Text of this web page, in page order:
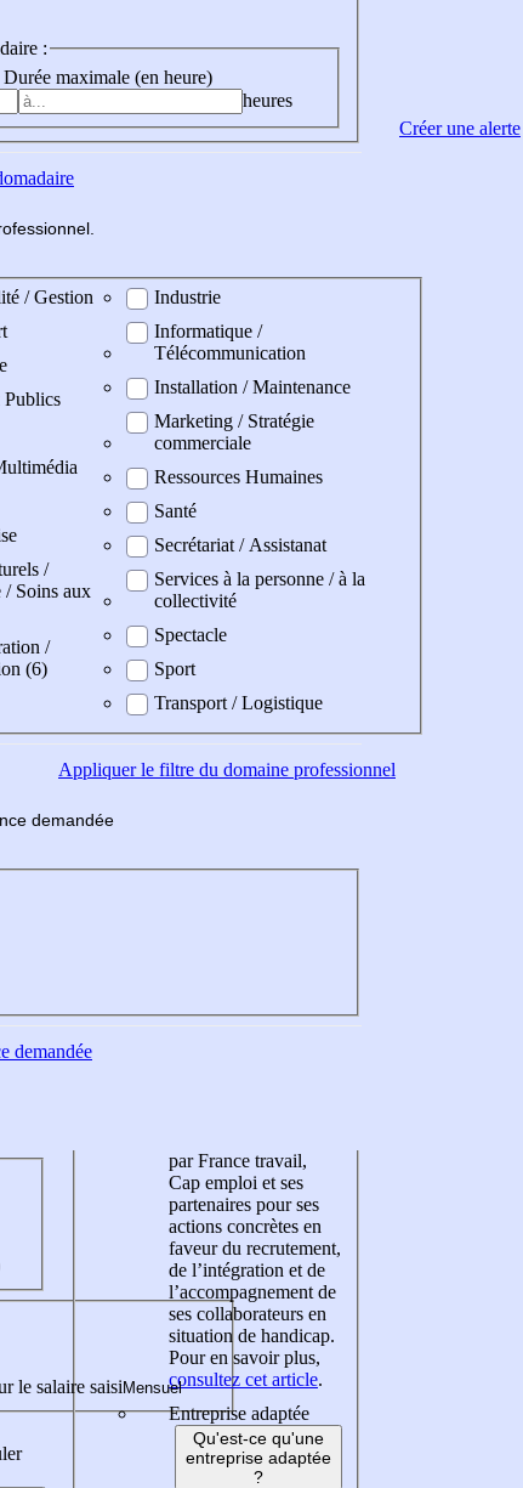
:
Durée maximale (en heure)
heures
fessionnel
/ Gestion
Publics
/
/ Soins aux
/
(6)
Industrie
Informatique /
Télécommunication
Installation / Maintenance
Marketing / Stratégie
commerciale
Ressources Humaines
Santé
Secrétariat / Assistanat
Services à la personne / à la
collectivité
Spectacle
Sport
Transport / Logistique
Appliquerle filtre du domaine professionnel
demandée
demandée
le salaire saisi
par France travail,
Cap emploi et ses
partenaires pour ses
actions concrètes en
faveur du recrutement,
de l’intégration et de
l’accompagnement de
ses collaborateurs en
situation de handicap.
Pour en savoir plus,
consultez cet article.
Entreprise adaptée
Qu'est-ce qu'une
entreprise adaptée
?
Créer une alerte